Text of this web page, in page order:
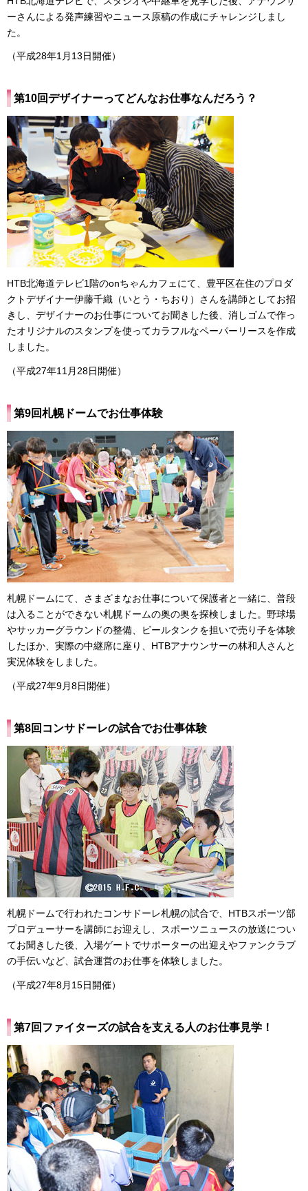
ーさんによる発声練習やニュース原稿の作成にチャレンジしまし
た。
（平成28年1月13日開催）
第10回デザイナーってどんなお仕事なんだろう？
HTB北海道テレビ1階のonちゃんカフェにて、豊平区在住のプロダ
クトデザイナー伊藤千織（いとう・ちおり）さんを講師としてお招
きし、デザイナーのお仕事についてお聞きした後、消しゴムで作っ
たオリジナルのスタンプを使ってカラフルなペーパーリースを作成
しました。
（平成27年11月28日開催）
第9回札幌ドームでお仕事体験
札幌ドームにて、さまざまなお仕事について保護者と一緒に、普段
は入ることができない札幌ドームの奥の奥を探検しました。野球場
やサッカーグラウンドの整備、ビールタンクを担いで売り子を体験
したほか、実際の中継席に座り、HTBアナウンサーの林和人さんと
実況体験をしました。
（平成27年9月8日開催）
第8回コンサドーレの試合でお仕事体験
札幌ドームで行われたコンサドーレ札幌の試合で、HTBスポーツ部
プロデューサーを講師にお迎えし、スポーツニュースの放送につい
てお聞きした後、入場ゲートでサポーターの出迎えやファンクラブ
の手伝いなど、試合運営のお仕事を体験しました。
（平成27年8月15日開催）
第7回ファイターズの試合を支える人のお仕事見学！